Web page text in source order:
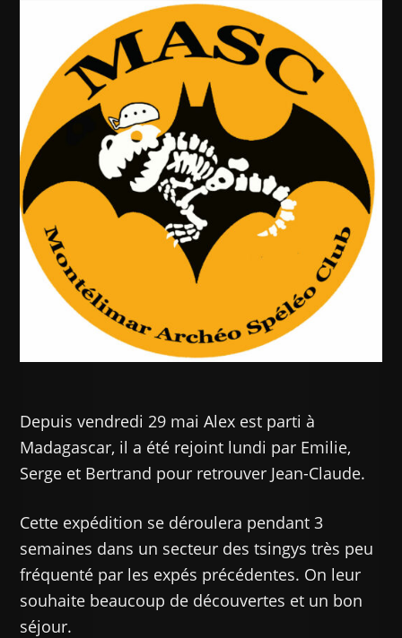
Depuis vendredi 29 mai Alex est parti à
Madagascar, il a été rejoint lundi par Emilie,
Serge et Bertrand pour retrouver Jean-Claude.
Cette expédition se déroulera pendant 3
semaines dans un secteur des tsingys très peu
fréquenté par les expés précédentes. On leur
souhaite beaucoup de découvertes et un bon
séjour.